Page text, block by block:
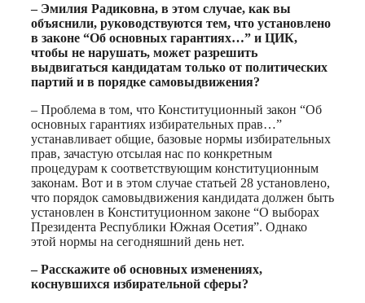
– Эмилия Радиковна, в этом случае, как вы
объяснили, руководствуются тем, что установлено
в законе “Об основных гарантиях…” и ЦИК,
чтобы не нарушать, может разрешить
выдвигаться кандидатам только от политических
партий и в порядке самовыдвижения?
– Проблема в том, что Конституционный закон “Об
основных гарантиях избирательных прав…”
устанавливает общие, базовые нормы избирательных
прав, зачастую отсылая нас по конкретным
процедурам к соответствующим конституционным
законам. Вот и в этом случае статьей 28 установлено,
что порядок самовыдвижения кандидата должен быть
установлен в Конституционном законе “О выборах
Президента Республики Южная Осетия”. Однако
этой нормы на сегодняшний день нет.
– Расскажите об основных изменениях,
коснувшихся избирательной сферы?